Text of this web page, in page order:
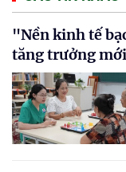
"Nền kinh tế
tăng trưởng